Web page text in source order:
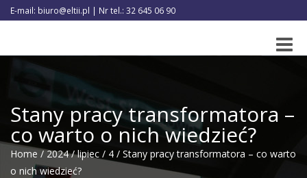
E-mail: biuro@eltii.pl | Nr tel.: 32 645 06 90
Toggle
Stany pracy transformatora –
co warto o nich wiedzieć?
Home / 2024 / lipiec / 4 / Stany pracy transformatora – co warto
o nich wiedzieć?